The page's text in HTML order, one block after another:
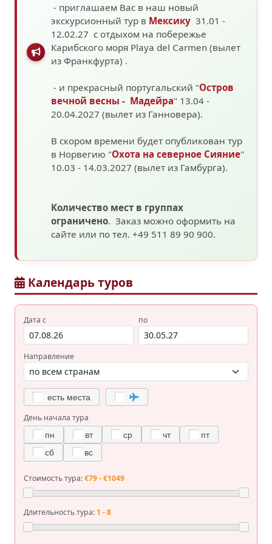
- приглашаем Вас в наш новый
экскурсионный тур в Мексику 31.01 -
12.02.27 с отдыхом на побережье
Карибского моря Playa del Carmen (вылет
из Франкфурта) .
- и прекрасный португальский "Остров
вечной весны - Мадейра" 13.04 -
20.04.2027 (вылет из Ганновера).
В скором времени будет опубликован тур
в Норвегию "Охота на северное Сияние"
10.03 - 14.03.2027 (вылет из Гамбурга).
Количество мест в группах
ограничено. Заказ можно оформить на
сайте или по тел. +49 511 89 90 900.
Календарь туров
Дата с по
Направление
есть места
День начала тура
пн вт ср чт
пт
сб
вс
Стоимость тура:€79 - €1049
Длительность тура: 1 - 8